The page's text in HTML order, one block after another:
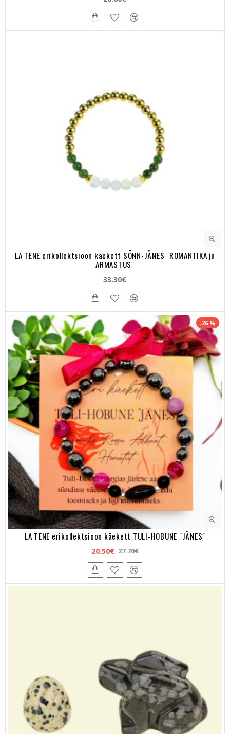
LA TENE erikollektsioon käekett SÕNN-JÄNES "ROMANTIKA ja
ARMASTUS"
33.30€
-26 %
LA TENE erikollektsioon käekett TULI-HOBUNE "JÄNES"
20.50€ 27.70€